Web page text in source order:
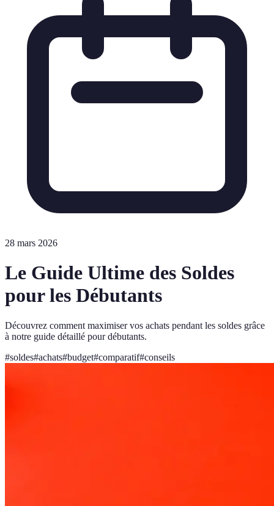
28 mars 2026
Le Guide Ultime des Soldes
pour les Débutants
Découvrez comment maximiser vos achats pendant les soldes grâce
à notre guide détaillé pour débutants.
#soldes#achats#budget#comparatif#conseils